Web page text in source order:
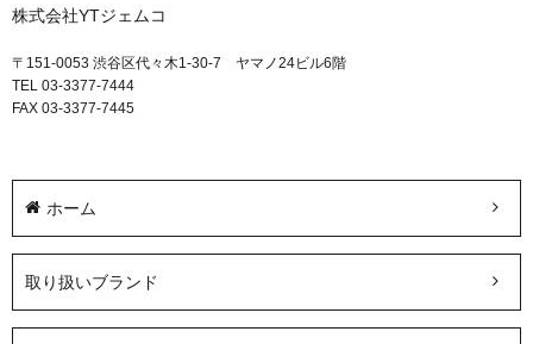
株式会社YTジェムコ
〒151-0053 渋谷区代々木1-30-7 ヤマノ24ビル6階
TEL 03-3377-7444
FAX 03-3377-7445
ホーム
取り扱いブランド